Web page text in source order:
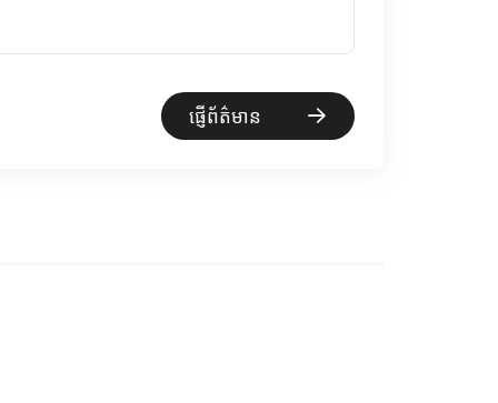
ផ្ញើព័ត៌មាន